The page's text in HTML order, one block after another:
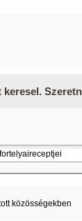
közösségekben